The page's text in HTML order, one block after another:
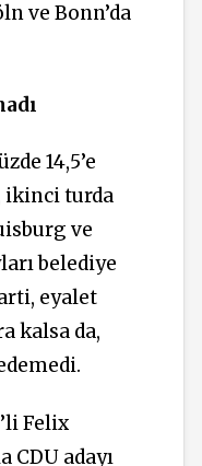
ve Bonn’da
14,5’e
ikinci turda
ve
belediye
eyalet
kalsa da,
Felix
CDU adayı